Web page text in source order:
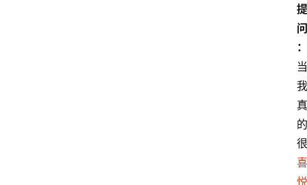
提
问
：
当
我
真
的
很
喜
悦